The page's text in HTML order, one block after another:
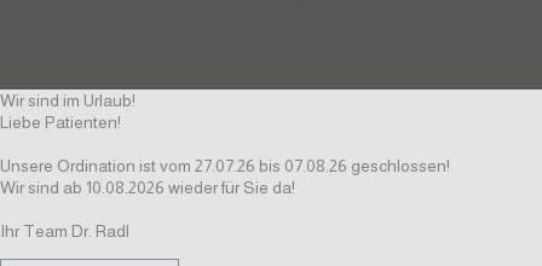
Wir sind im Urlaub!
Liebe Patienten!
Unsere Ordination ist vom 27.07.26 bis 07.08.26 geschlossen!
Wir sind ab 10.08.2026 wieder für Sie da!
Ihr Team Dr. Radl